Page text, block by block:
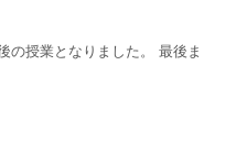
の授業となりました。 最後ま